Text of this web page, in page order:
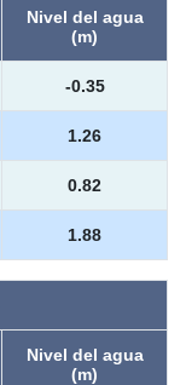
Nivel del agua
(m)
-0.35
1.26
0.82
1.88
Nivel del agua
(m)